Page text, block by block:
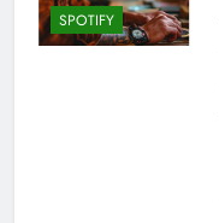
SPOTIFY